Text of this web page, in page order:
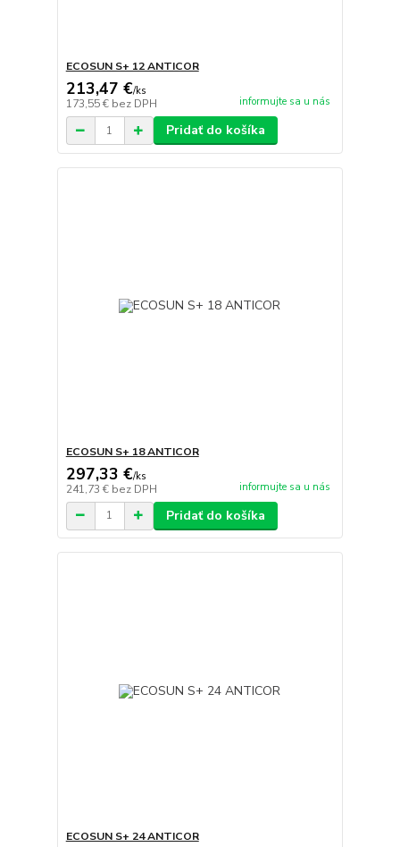
ECOSUN S+ 12 ANTICOR
213,47 €/ks
173,55 € bez DPH informujte sa u nás
Pridať do košíka
ECOSUN S+ 18 ANTICOR
297,33 €/ks
241,73 € bez DPH informujte sa u nás
Pridať do košíka
ECOSUN S+ 24 ANTICOR